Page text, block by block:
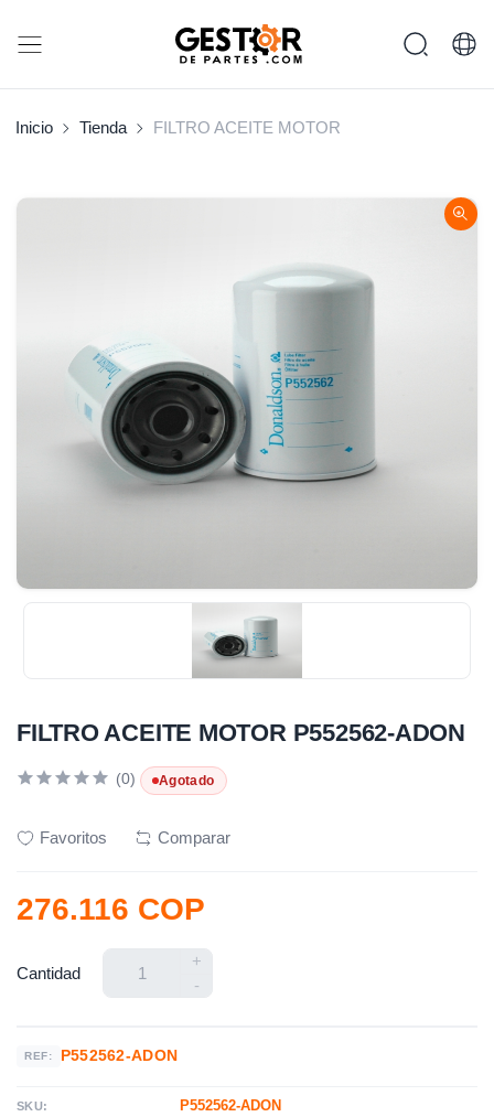
Inicio Tienda FILTRO ACEITE MOTOR
FILTRO ACEITE MOTOR P552562-ADON
(0) Agotado
Favoritos Comparar
276.116 COP
Cantidad
+
-
REF: P552562-ADON
SKU: P552562-ADON